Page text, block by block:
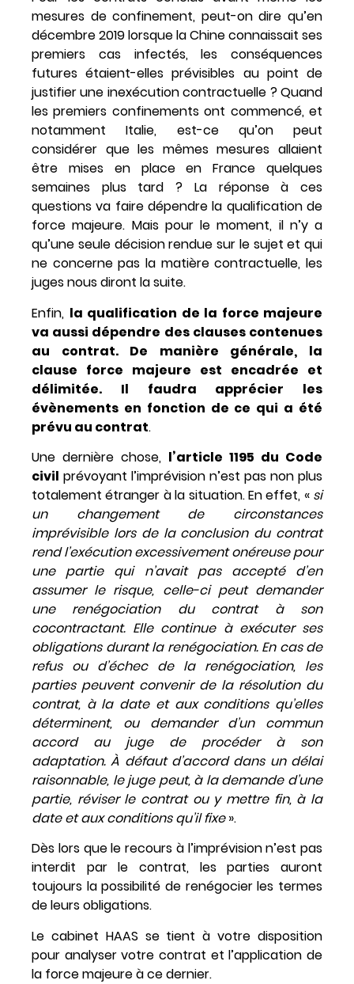
mesures de confinement, peut-on dire qu’en
décembre 2019 lorsque la Chine connaissait ses
premiers cas infectés, les conséquences
futures étaient-elles prévisibles au point de
justifier une inexécution contractuelle ? Quand
les premiers confinements ont commencé, et
notamment Italie, est-ce qu’on peut
considérer que les mêmes mesures allaient
être mises en place en France quelques
semaines plus tard ? La réponse à ces
questions va faire dépendre la qualification de
force majeure. Mais pour le moment, il n’y a
qu’une seule décision rendue sur le sujet et qui
ne concerne pas la matière contractuelle, les
juges nous diront la suite.
Enfin, la qualification de la force majeure
va aussi dépendre des clauses contenues
au contrat. De manière générale, la
clause force majeure est encadrée et
délimitée. Il faudra apprécier les
évènements en fonction de ce qui a été
prévu au contrat.
Une dernière chose, l’article 1195 du Code
civil prévoyant l’imprévision n’est pas non plus
totalement étranger à la situation. En effet, « si
un changement de circonstances
imprévisible lors de la conclusion du contrat
rend l’exécution excessivement onéreuse pour
une partie qui n’avait pas accepté d’en
assumer le risque, celle-ci peut demander
une renégociation du contrat à son
cocontractant. Elle continue à exécuter ses
obligations durant la renégociation. En cas de
refus ou d’échec de la renégociation, les
parties peuvent convenir de la résolution du
contrat, à la date et aux conditions qu’elles
déterminent, ou demander d’un commun
accord au juge de procéder à son
adaptation. À défaut d’accord dans un délai
raisonnable, le juge peut, à la demande d’une
partie, réviser le contrat ou y mettre fin, à la
date et aux conditions qu’il fixe».
Dès lors que le recours à l’imprévision n’est pas
interdit par le contrat, les parties auront
toujours la possibilité de renégocier les termes
de leurs obligations.
Le cabinet HAAS se tient à votre disposition
pour analyser votre contrat et l’application de
la force majeure à ce dernier.